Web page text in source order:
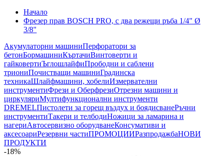
Начало
Фрезер прав BOSCH PRO, с два режещи ръба 1/4" Ø
3/8"
Акумулаторни машиниПерфоратори за
бетонБормашиниКъртачиВинтоверти и
гайковертиЪглошлайфиПрободни и саблени
триониПочистващи машиниГрадинска
техникаШлайфмашини, хобелиИзмервателни
инструментиФрези и ОберфрезиОтрезни машини и
циркуляриМултифункционални инструменти
DREMELПистолети за горещ въздух и боядисванеРъчни
инструментиТакери и телбодиНожици за ламарина и
нагериАвтосервизно оборудванеКонсумативи и
аксесоариРезервни частиПРОМОЦИИРазпродажбаНОВИ
ПРОДУКТИ
-18%